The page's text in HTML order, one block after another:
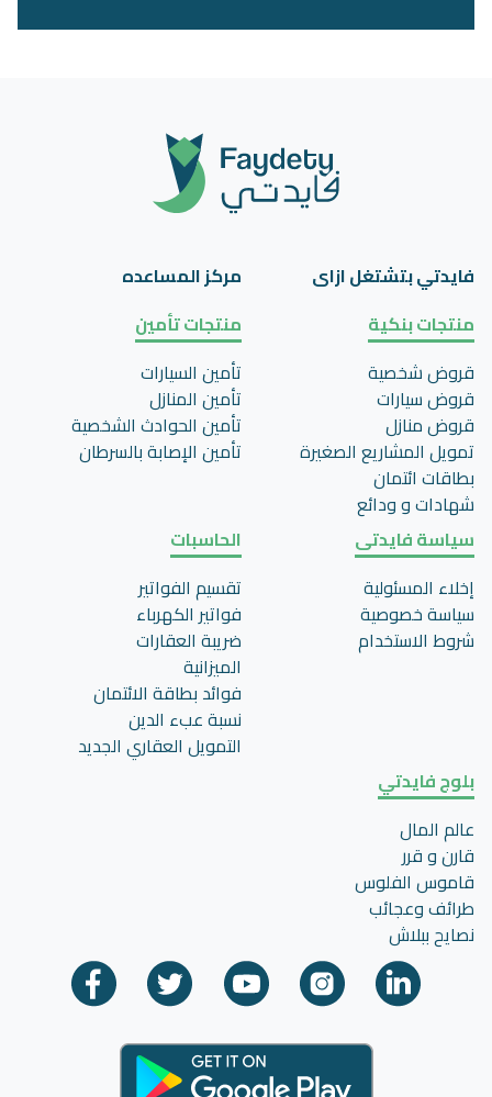
فايدتي بتشتغل ازاى
مركز المساعده
منتجات بنكية
قروض شخصية
قروض سيارات
قروض منازل
تمويل المشاريع الصغيرة
بطاقات ائتمان
شهادات و ودائع
منتجات تأمين
تأمين السيارات
تأمين المنازل
تأمين الحوادث الشخصية
تأمين اﻹصابة بالسرطان
سياسة فايدتى
إخلاء المسئولية
سياسة خصوصية
شروط الاستخدام
الحاسبات
تقسيم الفواتير
فواتير الكهرباء
ضريبة العقارات
الميزانية
فوائد بطاقة الائتمان
نسبة عبء الدين
التمويل العقاري الجديد
بلوج فايدتي
عالم المال
قارن و قرر
قاموس الفلوس
طرائف وعجائب
نصايح ببلاش